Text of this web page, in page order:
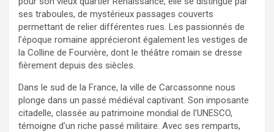
ses traboules, de mystérieux passages couverts
permettant de relier différentes rues. Les passionnés de
l’époque romaine apprécieront également les vestiges de
la Colline de Fourvière, dont le théâtre romain se dresse
fièrement depuis des siècles.
Dans le sud de la France, la ville de Carcassonne nous
plonge dans un passé médiéval captivant. Son imposante
citadelle, classée au patrimoine mondial de l’UNESCO,
témoigne d’un riche passé militaire. Avec ses remparts,